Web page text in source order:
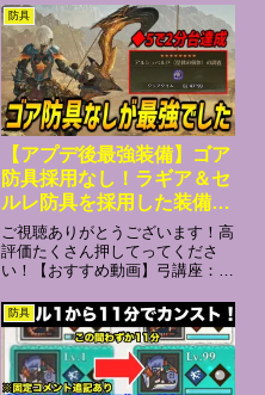
イルズ操虫棍の使い方講座【初心
者向け】【モンハンワイルズ】
【ゆっくり解説】【MHWilds】5
分で伝えるワイルズ操虫棍の使
い...
防具
【アプデ後最強装備】ゴア
防具採用なし！ラギア＆セ
ルレ防具を採用した装備が
最強だったので紹介！◆5
歴戦アルシュベルドで2分
台狩猟達成！【モンハンワ
イルズ/MHWilds/弓/Bow】
ご視聴ありがとうございます！高
評価たくさん押してってくださ
い！【おすすめ動画】弓講座：オ
(※OBT)：製品版での変更点：ビ
ン比較：アーティア厳選解説：ア
ーティア理論値と準理論値の差：
スタミナ消費量検証：弓のダメー
ジ...
防具